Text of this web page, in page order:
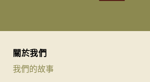
關於我們
我們的故事